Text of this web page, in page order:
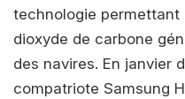
technologie
dioxyde de carbone
des navires. En janvier
compatriote Samsung